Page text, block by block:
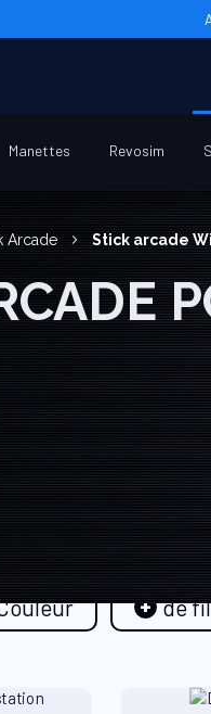
Manettes Revosim
Arcade Stick arcade
de